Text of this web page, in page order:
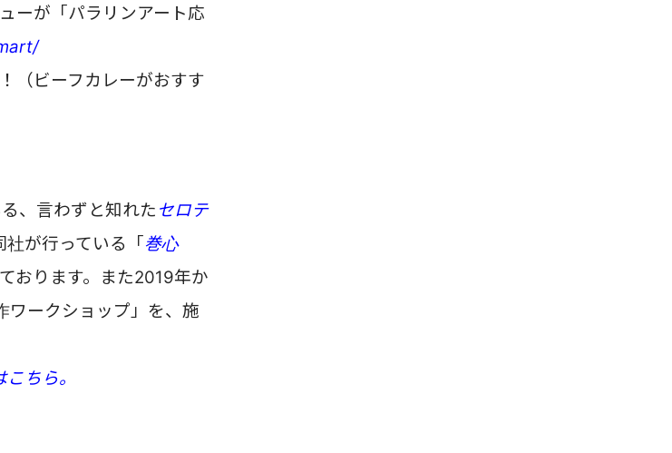
ーが「パラリンアート応
（ビーフカレーがおすす
、言わずと知れた セロテ
社が行っている「巻心
おります。
また2019年か
ークショップ」を、 施
こちら。